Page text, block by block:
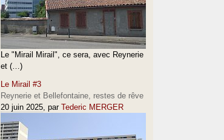
Le "Mirail Mirail", ce sera, avec Reynerie
et (…)
Le Mirail #3
Reynerie et Bellefontaine, restes de rêve
20 juin 2025, par Tederic MERGER